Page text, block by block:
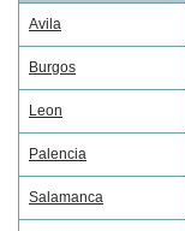
Avila
Burgos
Leon
Palencia
Salamanca